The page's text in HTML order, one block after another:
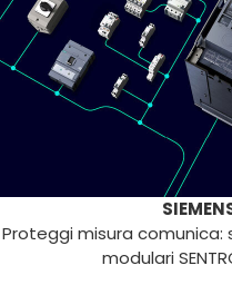
Proteggi misura comunica:
modulari